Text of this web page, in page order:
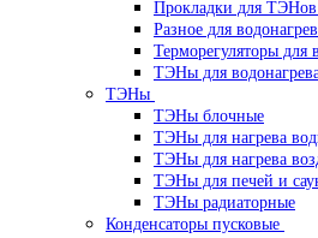
Прокладки для ТЭНов
Разное для
Терморегуляторы для
ТЭНы для
ТЭНы
ТЭНы блочные
ТЭНы для нагрева
ТЭНы для нагрева
ТЭНы для печей и
ТЭНы радиаторные
Конденсаторы пусковые